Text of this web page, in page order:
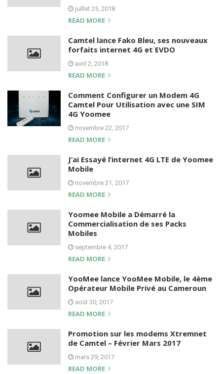
juillet 25, 2018
READ MORE
Camtel lance Fako Bleu, ses nouveaux
forfaits internet 4G et EVDO
avril 2, 2018
READ MORE
Comment Configurer un Modem 4G
Camtel Pour Utilisation avec une SIM
4G Yoomee
novembre 22, 2017
READ MORE
J’ai Essayé l’internet 4G LTE de Yoomee
Mobile
novembre 21, 2017
READ MORE
Yoomee Mobile a Démarré la
Commercialisation de ses Packs
Mobiles
septembre 4, 2017
READ MORE
YooMee lance YooMee Mobile, le 4ème
Opérateur Mobile Privé au Cameroun
août 30, 2017
READ MORE
Promotion sur les modems Xtremnet
de Camtel – Février Mars 2017
mars 29, 2017
READ MORE